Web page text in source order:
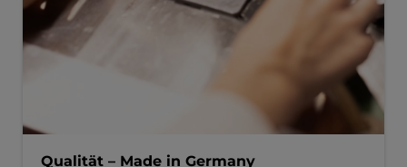
Qualität – Made in Germany